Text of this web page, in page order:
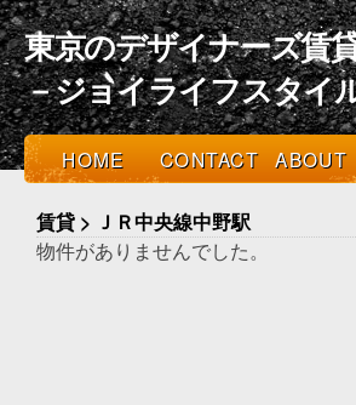
東京のデザイナーズ賃
－ジョイライフスタイ
HOME CONTACT ABOUT
賃貸 > ＪＲ中央線中野駅
物件がありませんでした。